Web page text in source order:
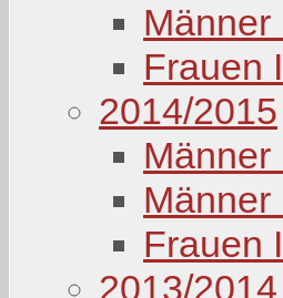
Männer
Frauen I
2014/2015
Männer
Männer
Frauen I
2013/2014